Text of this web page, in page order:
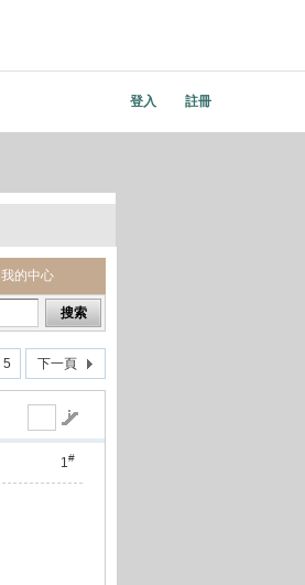
登入 註冊
我的中心
搜索
5 下一頁
1#